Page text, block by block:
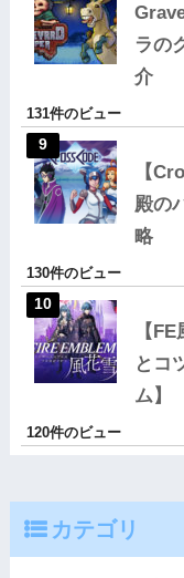
ラの
介
131件のビュー
【
殿の
略
130件のビュー
【
とコ
ム】
120件のビュー
カテゴリ